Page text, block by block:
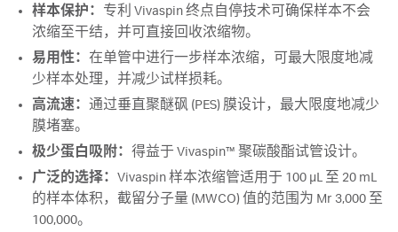
样本保护： 专利 Vivaspin 终点自停技术可确保样本不会
浓缩至干结，并可直接回收浓缩物。
易用性： 在单管中进行一步样本浓缩，可最大限度地减
少样本处理，并减少试样损耗。
高流速： 通过垂直聚醚砜 (PES) 膜设计，最大限度地减少
膜堵塞。
极少蛋白吸附： 得益于 Vivaspin™ 聚碳酸酯试管设计。
广泛的选择： Vivaspin 样本浓缩管适用于 100 μL 至 20 mL
的样本体积，截留分子量 (MWCO) 值的范围为 Mr 3,000 至
100,000。